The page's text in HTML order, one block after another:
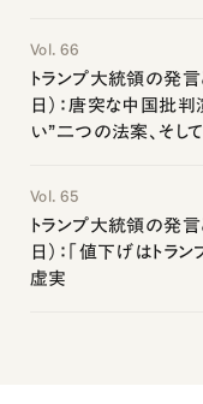
Vol. 66
トランプ大統領の発
日）：唐突な中国批
い”二つの法案、そし
Vol. 65
トランプ大統領の発
日）：「値下げはトラ
虚実